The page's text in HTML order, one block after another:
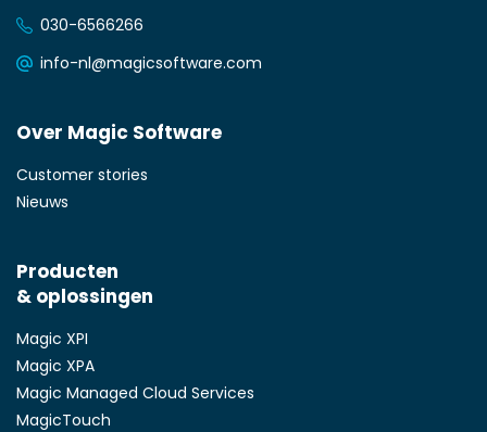
030-6566266
info-nl@magicsoftware.com
Over Magic Software
Customer stories
Nieuws
Producten
& oplossingen
Magic XPI
Magic XPA
Magic Managed Cloud Services
MagicTouch